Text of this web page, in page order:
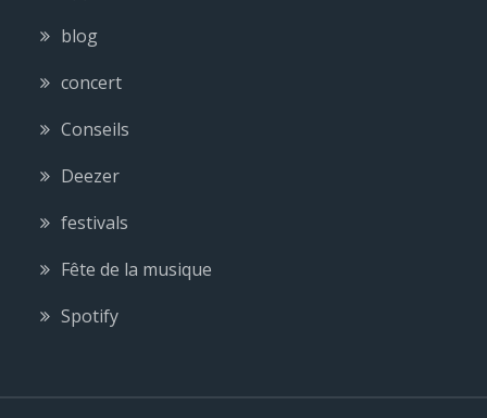
blog
concert
Conseils
Deezer
festivals
Fête de la musique
Spotify